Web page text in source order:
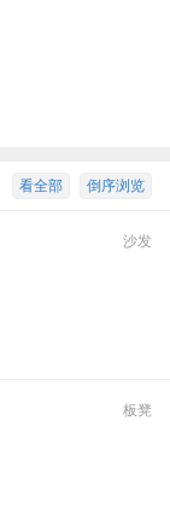
倒序浏览
看全部
沙发
板凳